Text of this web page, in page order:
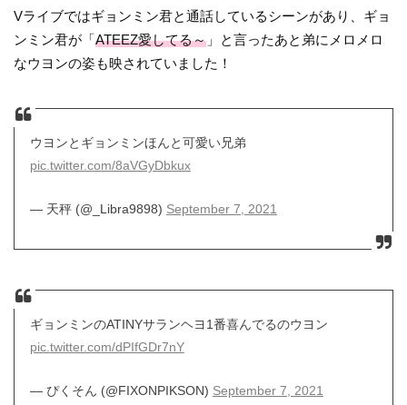
Vライブではギョンミン君と通話しているシーンがあり、ギョ
ンミン君が「ATEEZ愛してる～ 」と言ったあと弟にメロメロ
なウヨンの姿も映されていました！
ウヨンとギョンミンほんと可愛い兄弟
pic.twitter.com/8aVGyDbkux
— 天秤 (@_Libra9898) September 7, 2021
ギョンミンのATINYサランヘヨ1番喜んでるのウヨン
pic.twitter.com/dPIfGDr7nY
— ぴくそん (@FIXONPIKSON) September 7, 2021